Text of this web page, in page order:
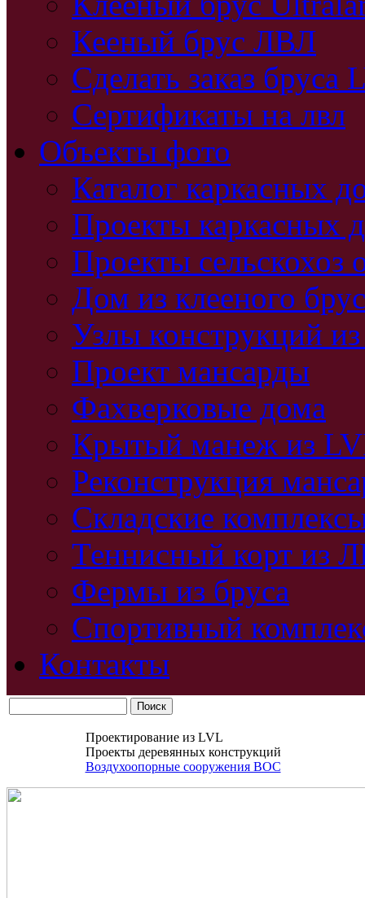
Кееный брус ЛВЛ
Сделать заказ бруса
Сертификаты на лвл
Объекты фото
Каталог каркасных
Проекты каркасных
Проекты сельскохоз
Дом из клееного
Узлы конструкций
Проект мансарды
Фахверковые дома
Крытый манеж из
Реконструкция
Складские
Теннисный корт из
Фермы из бруса
Спортивный
Контакты
Проектирование из LVL
Проекты деревянных конструкций
Воздухоопорные сооружения ВОС